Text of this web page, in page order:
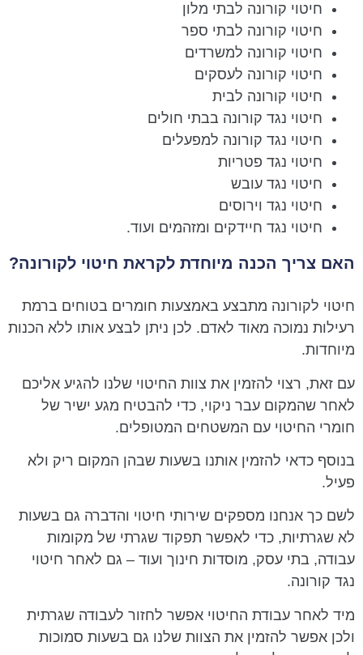
חיטוי קורונה לבתי מלון
חיטוי קורונה לבתי ספר
חיטוי קורונה למשרדים
חיטוי קורונה לעסקים
חיטוי קורונה לבית
חיטוי נגד קורונה בבתי חולים
חיטוי נגד קורונה למפעלים
חיטוי נגד פטריות
חיטוי נגד עובש
חיטוי נגד וירוסים
חיטוי נגד חיידקים ומזהמים ועוד.
האם צריך הכנה מיוחדת לקראת חיטוי לקורונה?
חיטוי לקורונה מתבצע באמצעות חומרים בטוחים ברמת
רעילות נמוכה מאוד לאדם. לכן ניתן לבצע אותו ללא הכנות
מיוחדות.
עם זאת, רצוי להזמין את צוות החיטוי שלנו להגיע אליכם
לאחר שהמקום עבר ניקוי, כדי להבטיח מגע ישיר של
חומרי החיטוי עם המשטחים המטופלים.
בנוסף כדאי להזמין אותנו בשעות שבהן המקום ריק ולא
פעיל.
לשם כך אנחנו מספקים שירותי חיטוי והדברה גם בשעות
לא שגרתיות, כדי לאפשר תפקוד שגרתי של מקומות
עבודה, בתי עסק, מוסדות חינוך ועוד – גם לאחר חיטוי
נגד קורונה.
מיד לאחר עבודת החיטוי אפשר לחזור לעבודה שגרתית
ולכן אפשר להזמין את הצוות שלנו גם בשעות סמוכות